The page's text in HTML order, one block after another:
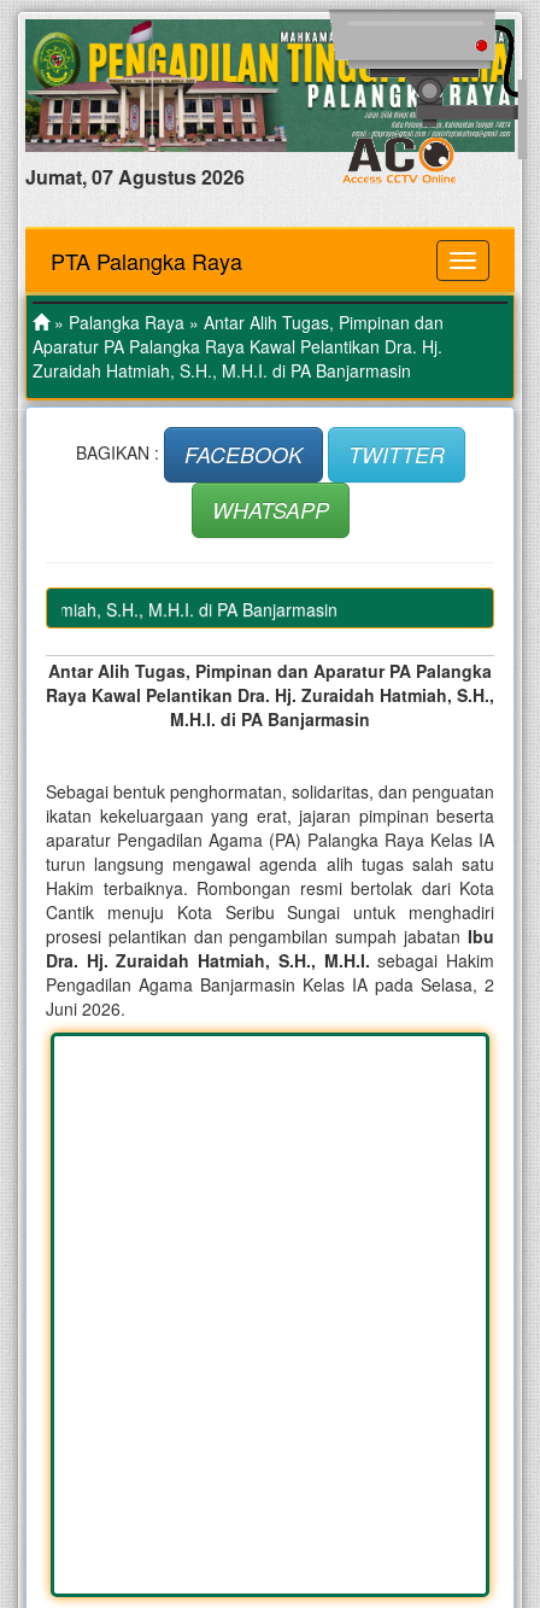
Jumat, 07 Agustus 2026
MENU
PTA Palangka Raya
» Palangka Raya » Antar Alih Tugas, Pimpinan dan
Aparatur PA Palangka Raya Kawal Pelantikan Dra. Hj.
Zuraidah Hatmiah, S.H., M.H.I. di PA Banjarmasin
BAGIKAN : FACEBOOK
TWITTER
WHATSAPP
S.H., M.H.I. di PA Banjarmasin
Antar Alih Tugas, Pimpinan dan Aparatur PA Palangka
Raya Kawal Pelantikan Dra. Hj. Zuraidah Hatmiah, S.H.,
M.H.I. di PA Banjarmasin
Sebagai bentuk penghormatan, solidaritas, dan penguatan
ikatan kekeluargaan yang erat, jajaran pimpinan beserta
aparatur Pengadilan Agama (PA) Palangka Raya Kelas IA
turun langsung mengawal agenda alih tugas salah satu
Hakim terbaiknya. Rombongan resmi bertolak dari Kota
Cantik menuju Kota Seribu Sungai untuk menghadiri
prosesi pelantikan dan pengambilan sumpah jabatan Ibu
Dra. Hj. Zuraidah Hatmiah, S.H., M.H.I. sebagai Hakim
Pengadilan Agama Banjarmasin Kelas IA pada Selasa, 2
Juni 2026.